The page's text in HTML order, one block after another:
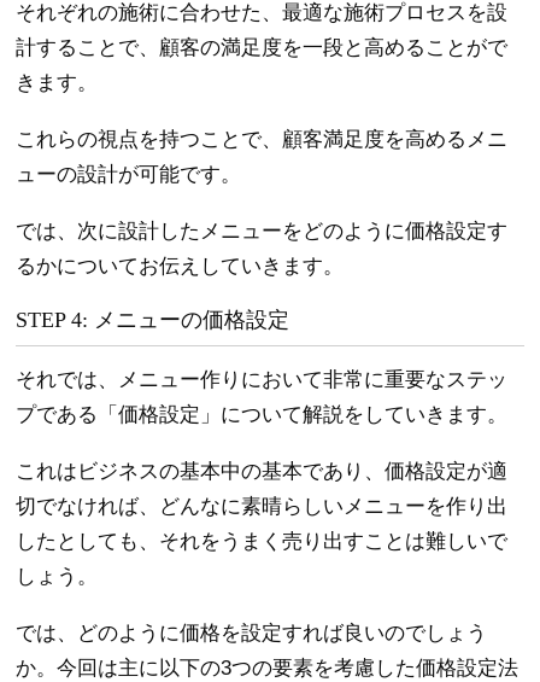
それぞれの施術に合わせた、最適な施術プロセスを設
計することで、顧客の満足度を一段と高めることがで
きます。
これらの視点を持つことで、顧客満足度を高めるメニ
ューの設計が可能です。
では、次に設計したメニューをどのように価格設定す
るかについてお伝えしていきます。
STEP 4: メニューの価格設定
それでは、メニュー作りにおいて非常に重要なステッ
プである「価格設定」について解説をしていきます。
これはビジネスの基本中の基本であり、価格設定が適
切でなければ、どんなに素晴らしいメニューを作り出
したとしても、それをうまく売り出すことは難しいで
しょう。
では、どのように価格を設定すれば良いのでしょう
か。今回は主に以下の3つの要素を考慮した価格設定法